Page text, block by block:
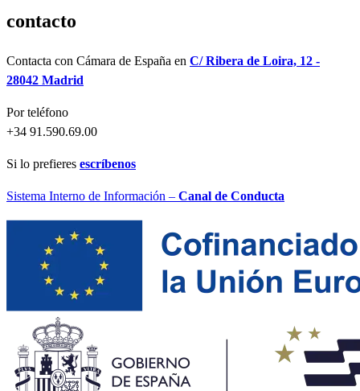
contacto
Contacta con Cámara de España en C/ Ribera de Loira, 12 -
28042 Madrid
Por teléfono
+34 91.590.69.00
Si lo prefieres escríbenos
Sistema Interno de Información – Canal de Conducta